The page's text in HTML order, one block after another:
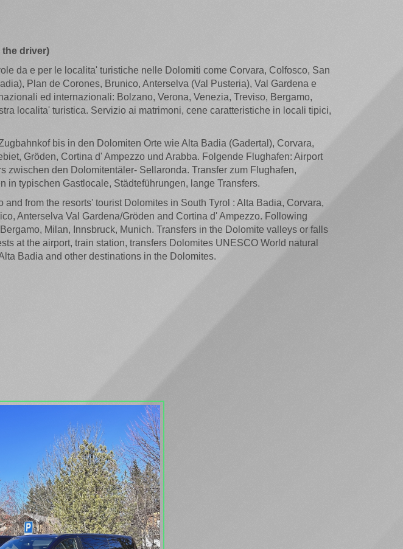
the driver)
da e per le localita' turistiche nelle Dolomiti come Corvara, Colfosco, San
Plan de Corones, Brunico, Anterselva (Val Pusteria), Val Gardena e
ed internazionali: Bolzano, Verona, Venezia, Treviso, Bergamo,
localita' turistica. Servizio ai matrimoni, cene caratteristiche in locali tipici,
bis in den Dolomiten Orte wie Alta Badia (Gadertal), Corvara,
Gröden, Cortina d' Ampezzo und Arabba. Folgende Flughafen: Airport
zwischen den Dolomitentäler- Sellaronda. Transfer zum Flughafen,
typischen Gastlocale, Städteführungen, lange Transfers.
from the resorts' tourist Dolomites in South Tyrol : Alta Badia, Corvara,
Anterselva Val Gardena/Gröden and Cortina d' Ampezzo. Following
Milan, Innsbruck, Munich. Transfers in the Dolomite valleys or falls
at the airport, train station, transfers Dolomites UNESCO World natural
Badia and other destinations in the Dolomites.